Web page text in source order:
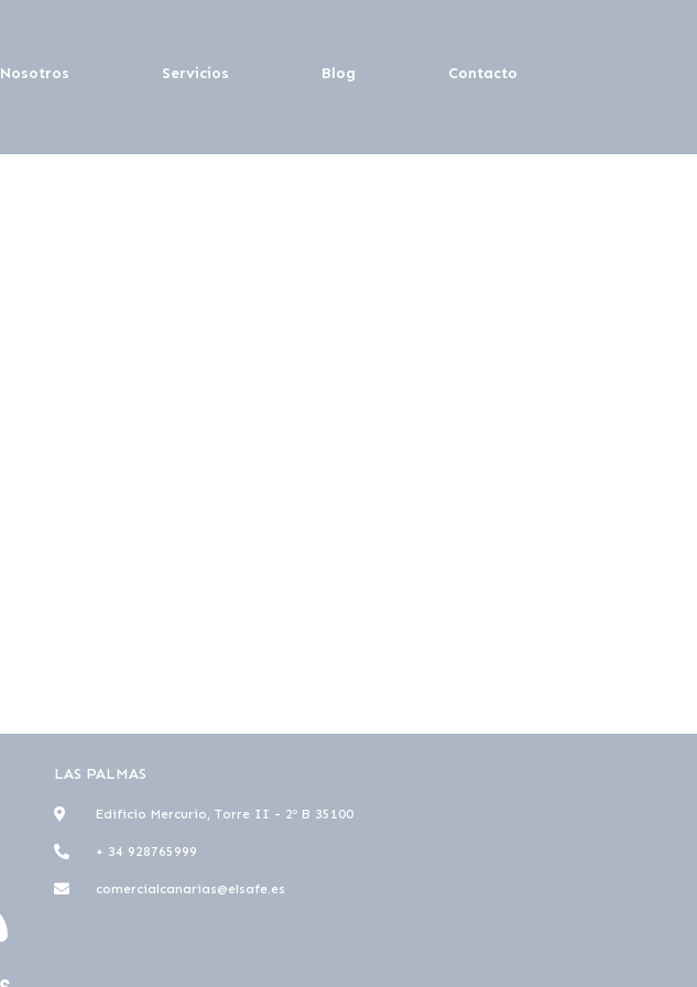
Nosotros Servicios Blog Contacto
LAS PALMAS
Edificio Mercurio, Torre II - 2º B 35100
+ 34 928765999
comercialcanarias@elsafe.es